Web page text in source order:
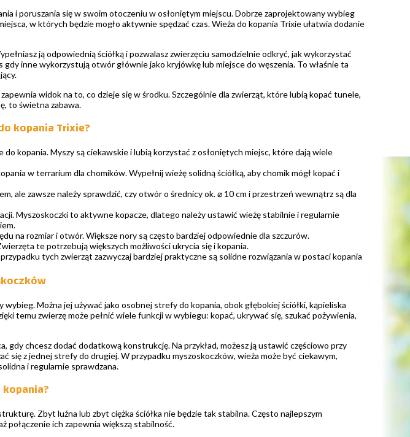
i poruszania się w swoim otoczeniu w osłoniętym miejscu. Dobrze zaprojektowany wybieg
w których będzie mogło aktywnie spędzać czas. Wieża do kopania Trixie ułatwia dodanie
ją odpowiednią ściółką i pozwalasz zwierzęciu samodzielnie odkryć, jak wykorzystać
inne wykorzystują otwór głównie jako kryjówkę lub miejsce do węszenia. To właśnie ta
widok na to, co dzieje się w środku. Szczególnie dla zwierząt, które lubią kopać tunele,
to świetna zabawa.
kopania Trixie?
kopania. Myszy są ciekawskie i lubią korzystać z osłoniętych miejsc, które dają wiele
w terrarium dla chomików. Wypełnij wieżę solidną ściółką, aby chomik mógł kopać i
ale zawsze należy sprawdzić, czy otwór o średnicy ok. ⌀ 10 cm i przestrzeń wewnątrz są dla
Myszoskoczki to aktywne kopacze, dlatego należy ustawić wieżę stabilnie i regularnie
na rozmiar i otwór. Większe nory są często bardziej odpowiednie dla szczurów.
te potrzebują większych możliwości ukrycia się i kopania.
tych zwierząt zazwyczaj bardziej praktyczne są solidne rozwiązania w postaci kopania
Można jej używać jako osobnej strefy do kopania, obok głębokiej ściółki, kąpieliska
temu zwierzę może pełnić wiele funkcji w wybiegu: kopać, ukrywać się, szukać pożywienia,
gdy chcesz dodać dodatkową konstrukcję. Na przykład, możesz ją ustawić częściowo przy
się z jednej strefy do drugiej. W przypadku myszoskoczków, wieża może być ciekawym,
i regularnie sprawdzana.
Zbyt luźna lub zbyt ciężka ściółka nie będzie tak stabilna. Często najlepszym
połączenie ich zapewnia większą stabilność.